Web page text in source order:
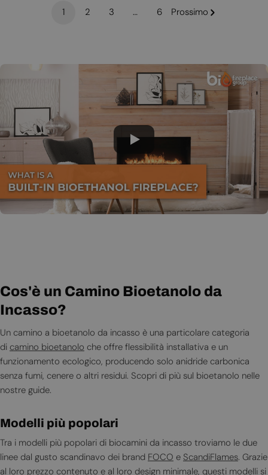
1 2 3 … 6 Prossimo
Cos'è un Camino Bioetanolo da
Incasso?
Un camino a bioetanolo da incasso è una particolare categoria
di camino bioetanolo che offre flessibilità installativa e un
funzionamento ecologico, producendo solo anidride carbonica
senza fumi, cenere o altri residui. Scopri di più sul bioetanolo nelle
nostre guide.
Modelli più popolari
Tra i modelli più popolari di biocamini da incasso troviamo le due
linee dal gusto scandinavo dei brand FOCO e ScandiFlames. Grazie
al loro prezzo contenuto e al loro design minimale, questi modelli si